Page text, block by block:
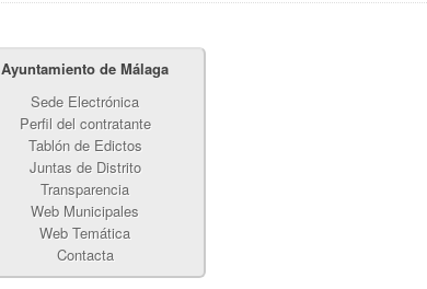
Ayuntamiento de Málaga
Sede Electrónica
Perfil del contratante
Tablón de Edictos
Juntas de Distrito
Transparencia
Web Municipales
Web Temática
Contacta